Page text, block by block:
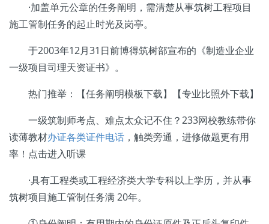
·加盖单元公章的任务阐明，需清楚从事筑树工程项目
施工管制任务的起止时光及岗亭。
于2003年12月31日前博得筑树部宣布的《制造业企业
一级项目司理天资证书》。
热门推举：【任务阐明模板下载】【专业比照外下载】
一级筑制师考点、难点太众记不住？233网校教练带你
读薄教材办证各类证件电话 ，触类旁通，进修做题更有用
率！点击进入听课
·具有工程类或工程经济类大学专科以上学历，并从事
筑树项目施工管制任务满 20年。